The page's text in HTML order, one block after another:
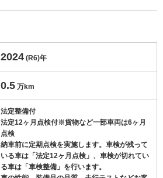
2024 (R6)年
0.5 万km
法定整備付
法定12ヶ月点検付※貨物など一部車両は6ヶ月
点検
納車前に定期点検を実施します。車検が残って
いる車は「法定12ヶ月点検」、車検が切れてい
る車は「車検整備」を行います。